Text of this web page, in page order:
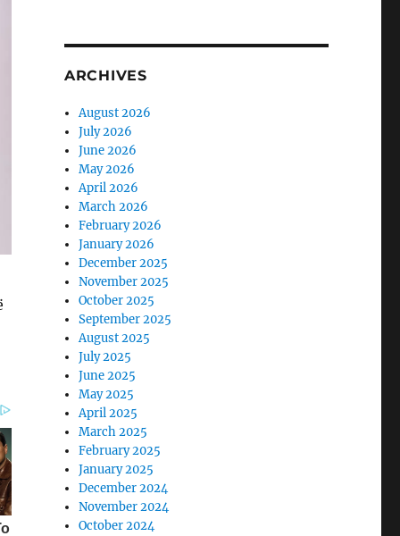
ARCHIVES
August 2026
July 2026
June 2026
May 2026
April 2026
March 2026
February 2026
January 2026
December 2025
November 2025
October 2025
September 2025
August 2025
July 2025
June 2025
May 2025
April 2025
March 2025
February 2025
January 2025
December 2024
November 2024
October 2024